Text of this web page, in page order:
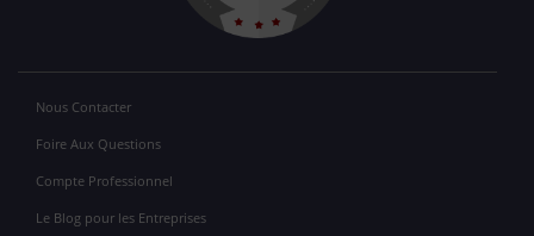
Nous Contacter
Foire Aux Questions
Compte Professionnel
Le Blog pour les Entreprises